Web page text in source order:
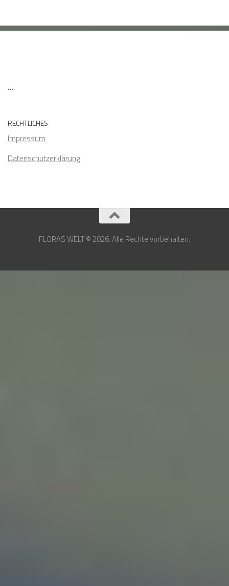
….
RECHTLICHES
Impressum
Datenschutzerklärung
FLORAS WELT © 2026. Alle Rechte vorbehalten.